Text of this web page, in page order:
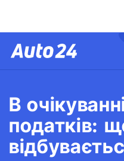
В
податків: